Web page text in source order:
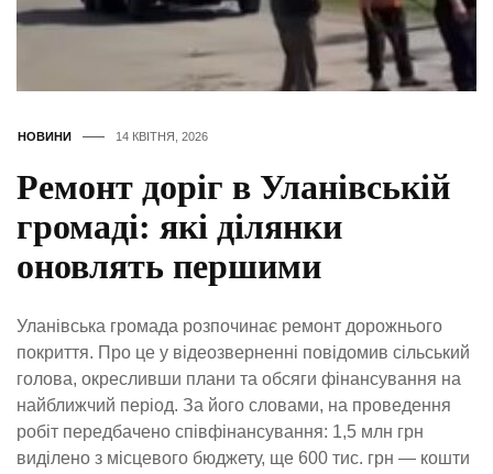
НОВИНИ 14 КВІТНЯ, 2026
Ремонт доріг в Уланівській
громаді: які ділянки
оновлять першими
Уланівська громада розпочинає ремонт дорожнього
покриття. Про це у відеозверненні повідомив сільський
голова, окресливши плани та обсяги фінансування на
найближчий період. За його словами, на проведення
робіт передбачено співфінансування: 1,5 млн грн
виділено з місцевого бюджету, ще 600 тис. грн — кошти